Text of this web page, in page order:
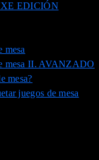
EDICIÓN
mesa
mesa II. AVANZADO
mesa?
juegos de mesa